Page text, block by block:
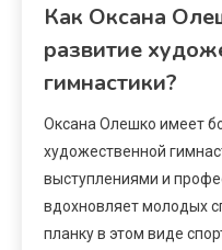
Как Оксана
развитие
гимнастики?
Оксана Олешко имеет
художественной
выступлениями и
вдохновляет молодых
планку в этом виде